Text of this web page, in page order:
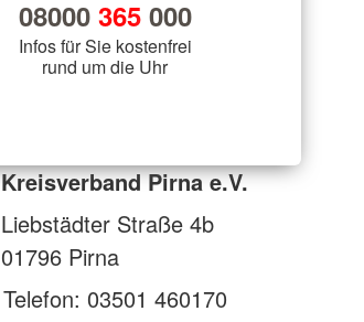
08000 365000
Infos für Sie kostenfrei
rund um die Uhr
Kreisverband Pirna e.V.
Liebstädter Straße 4b
01796 Pirna
Telefon: 03501 460170